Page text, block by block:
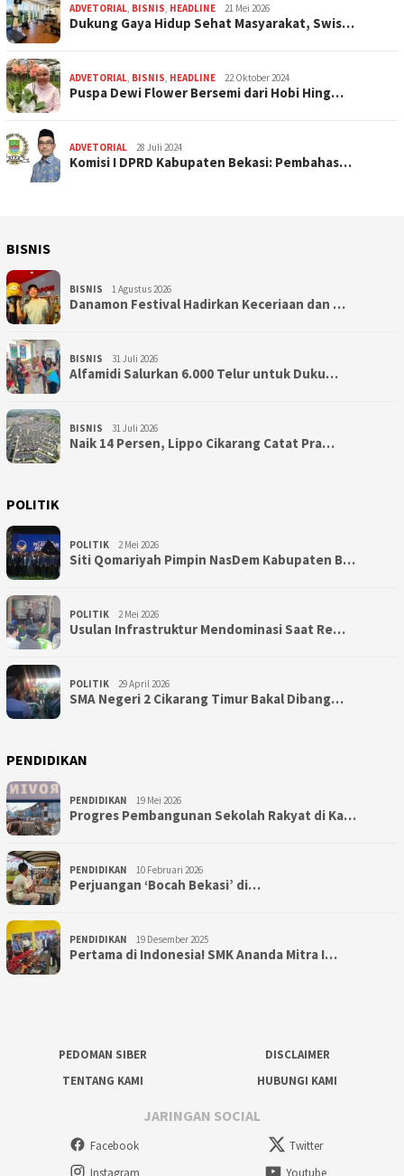
ADVETORIAL BISNIS HEADLINE 21 Mei 2026
Dukung Gaya Hidup Sehat Masyarakat, Swis…
ADVETORIAL BISNIS HEADLINE 22 Oktober 2024
Puspa Dewi Flower Bersemi dari Hobi Hing…
ADVETORIAL 28 Juli 2024
Komisi I DPRD Kabupaten Bekasi: Pembahas…
BISNIS
BISNIS 1 Agustus 2026
Danamon Festival Hadirkan Keceriaan dan …
BISNIS 31 Juli 2026
Alfamidi Salurkan 6.000 Telur untuk Duku…
BISNIS 31 Juli 2026
Naik 14 Persen, Lippo Cikarang Catat Pra…
POLITIK
POLITIK 2 Mei 2026
Siti Qomariyah Pimpin NasDem Kabupaten B…
POLITIK 2 Mei 2026
Usulan Infrastruktur Mendominasi Saat Re…
POLITIK 29 April 2026
SMA Negeri 2 Cikarang Timur Bakal Dibang…
PENDIDIKAN
PENDIDIKAN 19 Mei 2026
Progres Pembangunan Sekolah Rakyat di Ka…
PENDIDIKAN 10 Februari 2026
Perjuangan ‘Bocah Bekasi’ di…
PENDIDIKAN 19 Desember 2025
Pertama di Indonesia! SMK Ananda Mitra I…
PEDOMAN SIBER
DISCLAIMER
TENTANG KAMI
HUBUNGI KAMI
JARINGAN SOCIAL
Facebook
Twitter
Instagram
Youtube